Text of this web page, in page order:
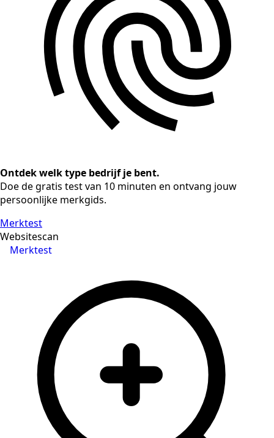
Ontdek welk type bedrijf je bent.
Doe de gratis test van 10 minuten en ontvang jouw
persoonlijke merkgids.
Merktest
Merktest
Websitescan